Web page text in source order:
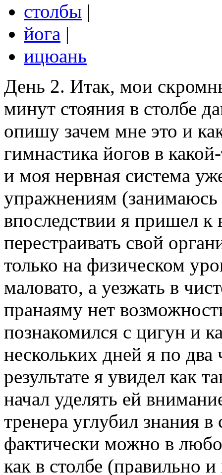
столбы |
йога |
ицюань
День 2. Итак, мои
минут стояния в столбе
опишу зачем мне это и
гимнастика йогов в
и моя нервная система
упражнениям (занимаюсь
впоследствии я пришел
перестраивать свой
только на физическом
маловато, а уезжать в
пранаяму нет
познакомился с цигун и
нескольких дней я по два
результате я увидел как
начал уделять ей
тренера углубил знания
фактически можно в
как в столбе (правильно